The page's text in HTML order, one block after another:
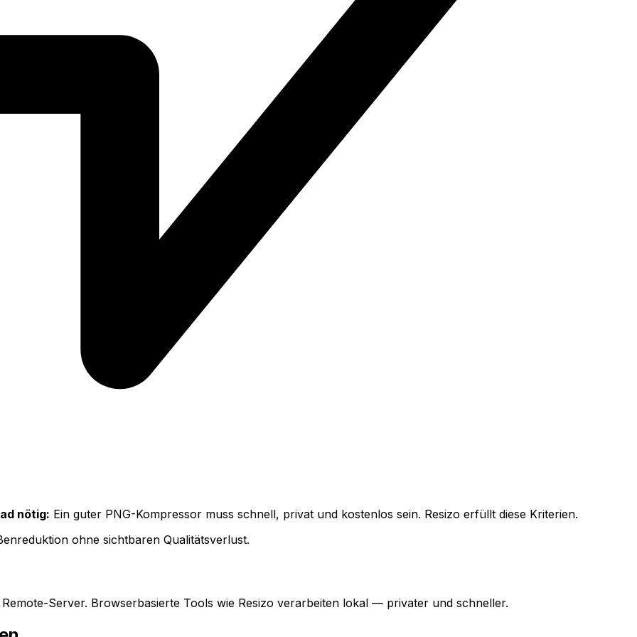
nötig: Ein guter PNG-Kompressor muss schnell, privat und kostenlos sein. Resizo erfüllt diese Kriterien.
ohne sichtbaren Qualitätsverlust.
Server. Browserbasierte Tools wie Resizo verarbeiten lokal — privater und schneller.